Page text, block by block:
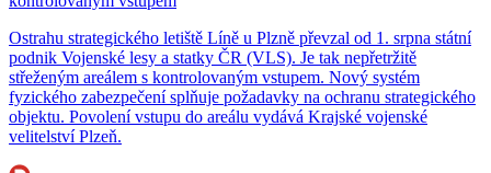
Ostrahu strategického letiště Líně u Plzně převzal od 1. srpna státní
podnik Vojenské lesy a statky ČR (VLS). Je tak nepřetržitě
střeženým areálem s kontrolovaným vstupem. Nový systém
fyzického zabezpečení splňuje požadavky na ochranu strategického
objektu. Povolení vstupu do areálu vydává Krajské vojenské
velitelství Plzeň.